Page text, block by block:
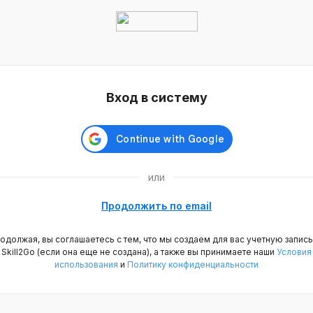
Вход в систему
или
Продолжить по email
вы соглашаетесь с тем, что мы создаем для вас учетную
Skill2Go (если она еще не создана), а также вы принимаете наши Условия
использования и Политику конфиденциальности